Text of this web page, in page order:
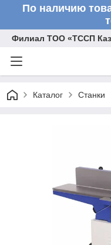
По наличию
Филиал ТОО «ТССП
Каталог Станки